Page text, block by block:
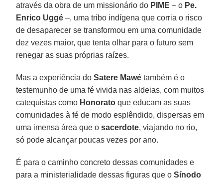
através da obra de um missionário do PIME – o Pe.
Enrico Uggé –, uma tribo indígena que corria o risco
de desaparecer se transformou em uma comunidade
dez vezes maior, que tenta olhar para o futuro sem
renegar as suas próprias raízes.
Mas a experiência doSatere Mawé também é o
testemunho de uma fé vivida nas aldeias, com muitos
catequistas como Honorato que educam as suas
comunidades à fé de modo esplêndido, dispersas em
uma imensa área que osacerdote, viajando no rio,
só pode alcançar poucas vezes por ano.
É para o caminho concreto dessas comunidades e
para a ministerialidade dessas figuras que oSínodo